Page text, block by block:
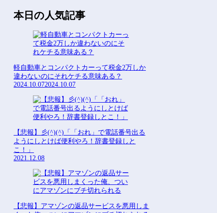
Powered by livedoor 相互RSS
本日の人気記事
軽自動車とコンパクトカーって税金2万しか
違わないのにそれケチる意味ある？
2024.10.072024.10.07
【悲報】彡(^)(^)「「おれ」で電話番号出る
ようにしとけば便利やろ！辞書登録しと
こ！」
2021.12.08
【悲報】アマゾンの返品サービスを悪用しま